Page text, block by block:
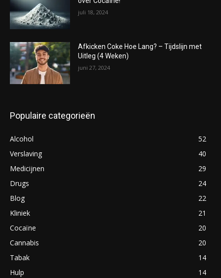
juli 18, 2024
Afkicken Coke Hoe Lang? – Tijdslijn met
Uitleg (4 Weken)
juni 27, 2024
Populaire categorieën
Alcohol
52
Verslaving
40
Medicijnen
29
Drugs
24
Blog
22
Kliniek
21
Cocaïne
20
Cannabis
20
Tabak
14
Hulp
14